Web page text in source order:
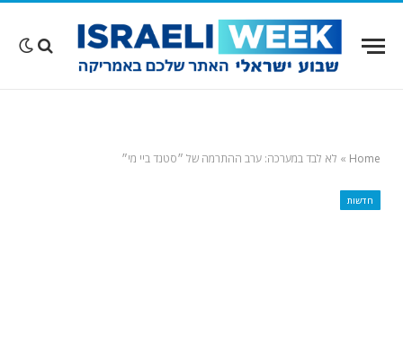
Home
» לא לבד במערכה: ערב ההתרמה של ״סטנד ביי מי״
חדשות